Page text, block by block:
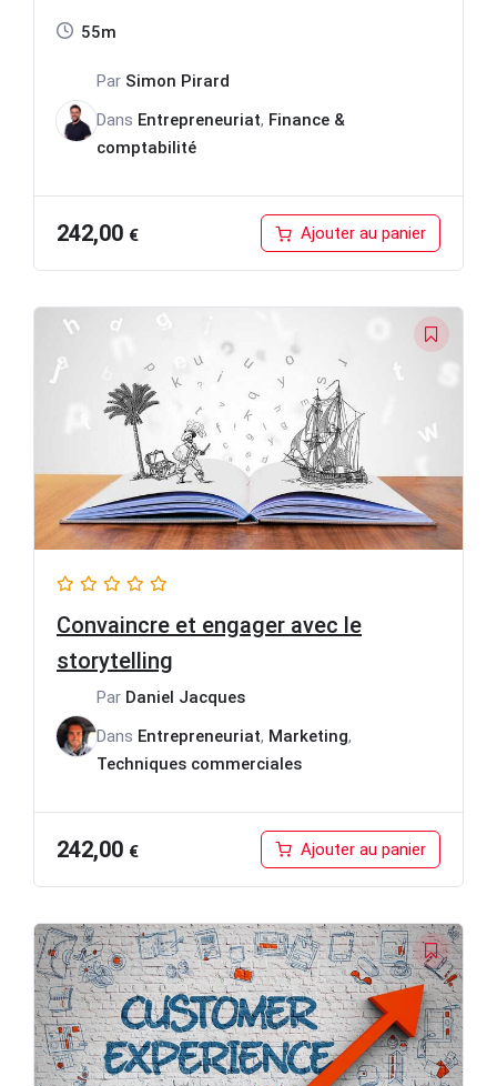
55m
Par Simon Pirard
Dans Entrepreneuriat, Finance &
comptabilité
242,00 € Ajouter au panier
Convaincre et engager avec le
storytelling
Par Daniel Jacques
Dans Entrepreneuriat, Marketing,
Techniques commerciales
242,00 € Ajouter au panier